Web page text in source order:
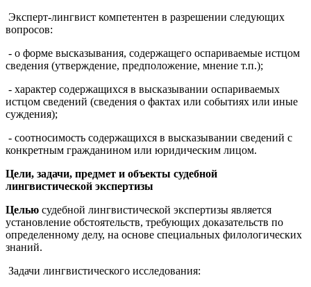
Эксперт-лингвист компетентен в разрешении следующих
вопросов:
- о форме высказывания, содержащего оспариваемые истцом
сведения (утверждение, предположение, мнение т.п.);
- характер содержащихся в высказывании оспариваемых
истцом сведений (сведения о фактах или событиях или иные
суждения);
- соотносимость содержащихся в высказывании сведений с
конкретным гражданином или юридическим лицом.
Цели, задачи, предмет и объекты судебной
лингвистической экспертизы
Целью судебной лингвистической экспертизы является
установление обстоятельств, требующих доказательств по
определенному делу, на основе специальных филологических
знаний.
Задачи лингвистического исследования: